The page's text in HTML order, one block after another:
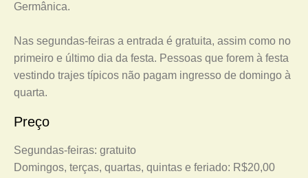
Germânica.
Nas segundas-feiras a entrada é gratuita, assim como no
primeiro e último dia da festa. Pessoas que forem à festa
vestindo trajes típicos não pagam ingresso de domingo à
quarta.
Preço
Segundas-feiras: gratuito
Domingos, terças, quartas, quintas e feriado: R$20,00